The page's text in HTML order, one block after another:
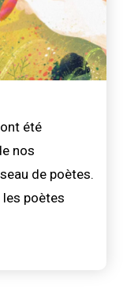
été
nos
de poètes.
poètes